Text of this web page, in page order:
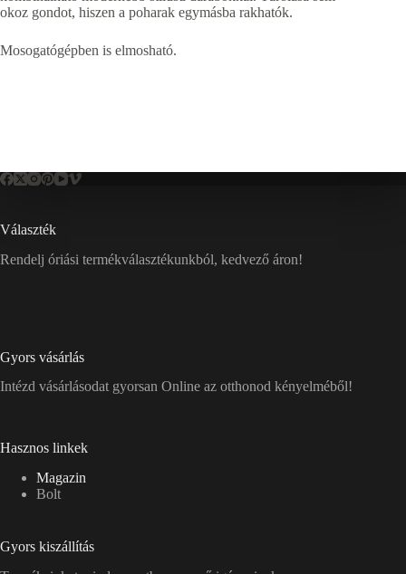
okoz gondot, hiszen a poharak egymásba rakhatók.
Mosogatógépben is elmosható.
Választék
Rendelj óriási termékválasztékunkból, kedvező áron!
Gyors vásárlás
Intézd vásárlásodat gyorsan Online az otthonod kényelméből!
Hasznos linkek
Magazin
Bolt
Gyors kiszállítás